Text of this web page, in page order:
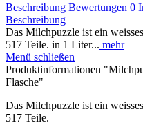
Beschreibung Bewertungen 0
Beschreibung
Das Milchpuzzle ist ein
517 Teile. in 1 Liter... mehr
Menü schließen
Produktinformationen
Flasche"
Das Milchpuzzle ist ein
517 Teile.